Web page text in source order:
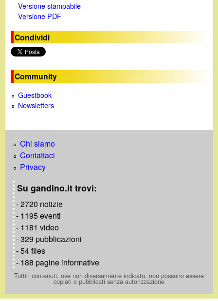
e
Versione stampabile
Versione PDF
Condividi
Community
Guestbook
Newsletters
Chi siamo
Contattaci
Privacy
Su gandino.it trovi:
- 2720 notizie
- 1195 eventi
- 1181 video
- 329 pubblicazioni
- 54 files
- 188 pagine informative
Tutti i contenuti, ove non diversamente indicato, non possono essere
copiati o pubblicati senza autorizzazione